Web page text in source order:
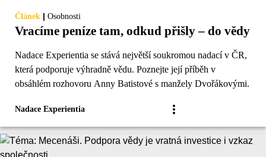
Článek | Osobnosti
Vracíme peníze tam, odkud přišly – do vědy
Nadace Experientia se stává největší soukromou nadací v ČR,
která podporuje výhradně vědu. Poznejte její příběh v
obsáhlém rozhovoru Anny Batistové s manžely Dvořákovými.
Nadace Experientia